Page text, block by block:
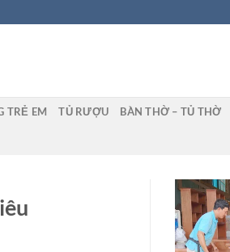
TRẺ EM TỦ RƯỢU BÀN THỜ – TỦ THỜ